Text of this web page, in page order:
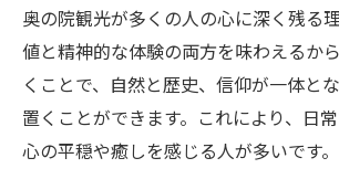
奥の院観光が多くの人の心に深く残る
値と精神的な体験の両方を味わえるか
くことで、自然と歴史、信仰が一体と
置くことができます。これにより、日
心の平穏や癒しを感じる人が多いです。